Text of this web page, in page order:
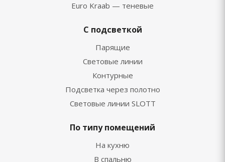
Euro Kraab — теневые
С подсветкой
Парящие
Световые линии
Контурные
Подсветка через полотно
Световые линии SLOTT
По типу помещений
На кухню
В спальню